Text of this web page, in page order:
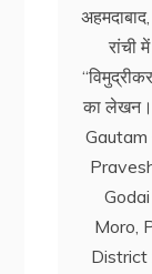
रांची
का
Gautam
Moro,
District